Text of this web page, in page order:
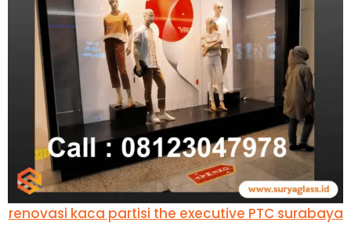
renovasi kaca partisi the executive PTC surabaya